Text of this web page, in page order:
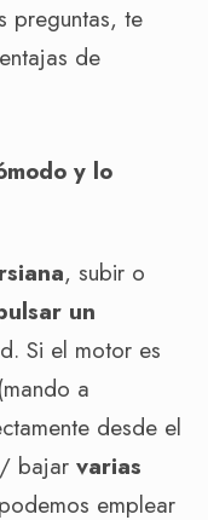
preguntas, te
de
y lo
, subir o
un
Si el motor es
a
desde el
bajar varias
emplear